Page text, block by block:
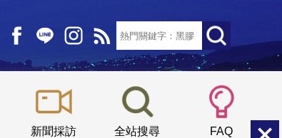
新聞採訪 全站搜尋 FAQ
小 中